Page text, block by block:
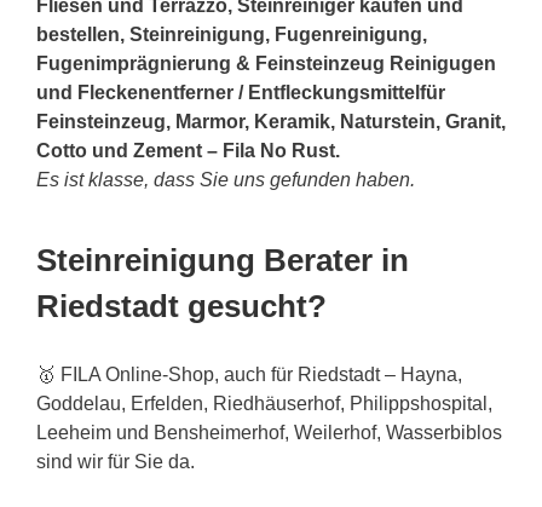
Fliesen und Terrazzo, Steinreiniger kaufen und
bestellen, Steinreinigung, Fugenreinigung,
Fugenimprägnierung & Feinsteinzeug Reinigugen
und Fleckenentferner / Entfleckungsmittelfür
Feinsteinzeug, Marmor, Keramik, Naturstein, Granit,
Cotto und Zement – Fila No Rust.
Es ist klasse, dass Sie uns gefunden haben.
Steinreinigung Berater in
Riedstadt gesucht?
🥇 FILA Online-Shop, auch für Riedstadt – Hayna,
Goddelau, Erfelden, Riedhäuserhof, Philippshospital,
Leeheim und Bensheimerhof, Weilerhof, Wasserbiblos
sind wir für Sie da.